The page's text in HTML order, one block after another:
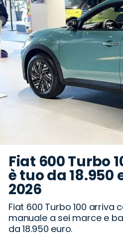
Romeo
Rover
Fiat 600 Turbo
è tuo da
2026
Fiat 600 Turbo 100 arriva
manuale a sei marce e
da 18.950 euro.